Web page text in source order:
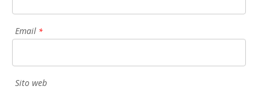
Email *
Sito web